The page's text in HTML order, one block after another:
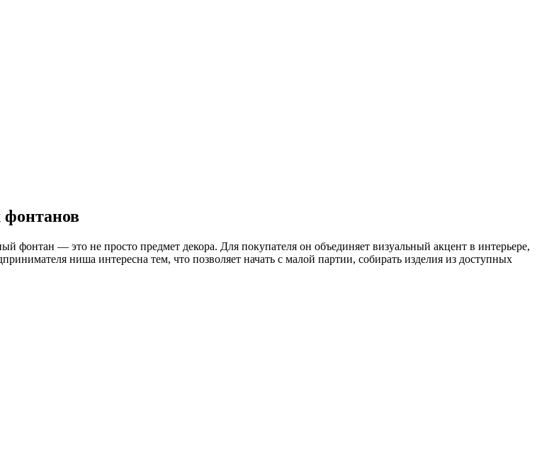
фонтанов
фонтан — это не просто предмет декора. Для покупателя он объединяет визуальный акцент в интерьере,
ниша интересна тем, что позволяет начать с малой партии, собирать изделия из доступных